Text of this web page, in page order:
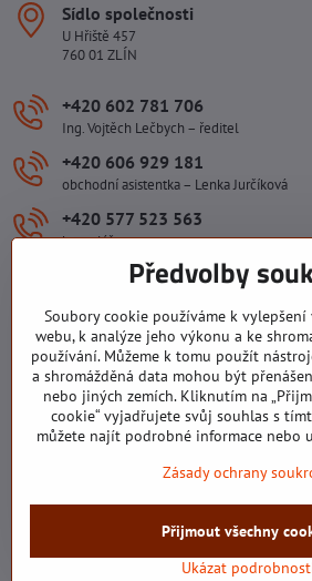
Sídlo společnosti
U Hřiště 457
760 01 ZLÍN
+420 602 781 706
Ing. Vojtěch Lečbych – ředitel
+420 606 929 181
obchodní asistentka – Lenka Jurčíková
+420 577 523 563
kancelář
ivlecbych​@seznam​.cz
Důležité odkazy
Všechny texty, obrázky a fotografie jsou
Vojtěch Lečbych - IVL. Kopírovat obsah
©2026Copyright
Předvolby soukromíZásady ochrany
Předvolby
Soubory cookie používáme k
webu, k analýze jeho výkonu a ke
používání. Můžeme k tomu použít
a shromážděná data mohou být
nebo jiných zemích. Kliknutím na
cookie“ vyjadřujete svůj souhlas s
můžete najít podrobné informace nebo
Zásady ochrany
Ukázat
Přijmout všechny